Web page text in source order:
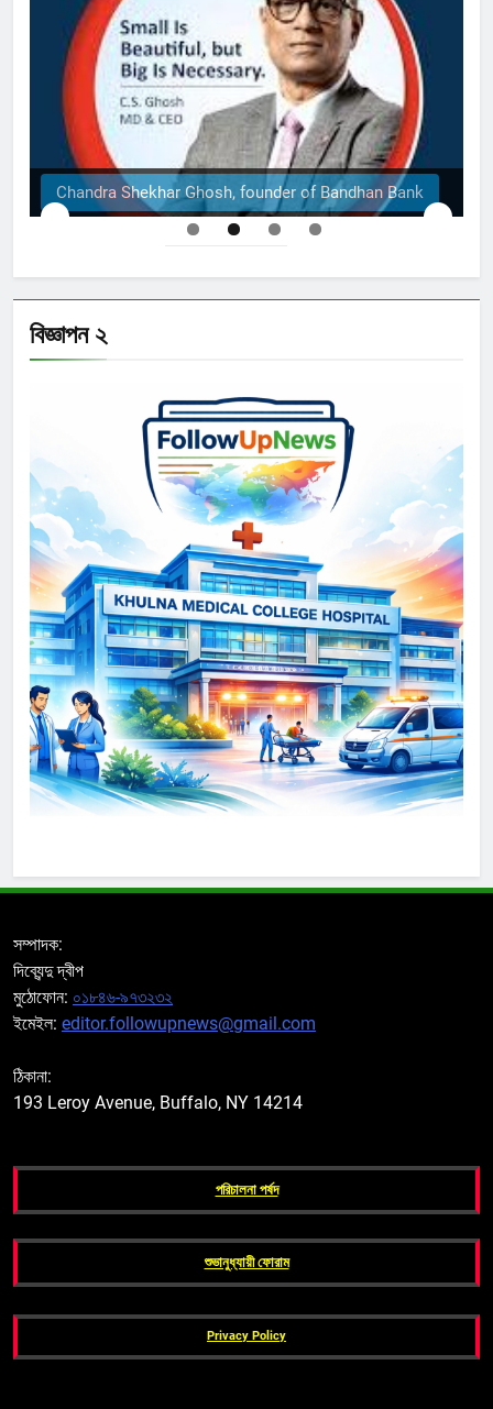
Chandra Shekhar Ghosh, founder of Bandhan Bank
বিজ্ঞাপন ২
সম্পাদক:
দিব্যেন্দু দ্বীপ
মুঠোফোন: ০১৮৪৬-৯৭৩২৩২
ইমেইল: editor.followupnews@gmail.com
ঠিকানা:
193 Leroy Avenue, Buffalo, NY 14214
পরিচালনা পর্ষদ
শুভানুধ্যায়ী ফোরাম
Privacy Policy